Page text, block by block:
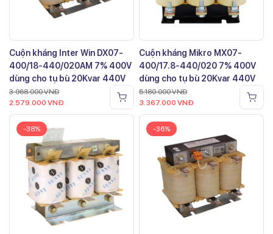
Cuộn kháng Inter Win DX07-
400/18-440/020AM 7% 400V
dùng cho tụ bù 20Kvar 440V
3.968.000VNĐ
2.579.000 VNĐ
Cuộn kháng Mikro MX07-
400/17.8-440/020 7% 400V
dùng cho tụ bù 20Kvar 440V
5.180.000VNĐ
3.367.000 VNĐ
-38% -36%